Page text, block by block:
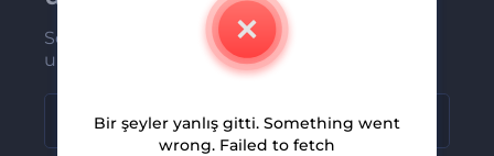
Son haber ve tekliflerimiz ilk olarak size
ulaşsın
Bir şeyler yanlış gitti. Something went
wrong. Failed to fetch